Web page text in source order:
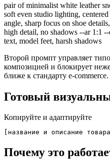
pair of minimalist white leather
soft even studio lighting,
angle, sharp focus on shoe
high detail, no shadows --ar 1:1
text, model feet, harsh shadows
Второй промпт управляет
композицией и блокирует
ближе к стандарту e-commerce.
Готовый
Копируйте и адаптируйте
[название и описание
Почему это